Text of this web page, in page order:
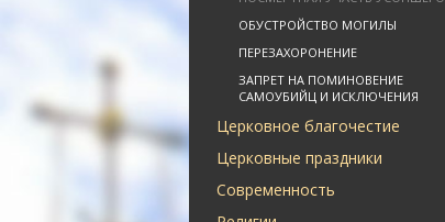
ОБУСТРОЙСТВО МОГИЛЫ
ПЕРЕЗАХОРОНЕНИЕ
ЗАПРЕТ НА ПОМИНОВЕНИЕ
САМОУБИЙЦ И ИСКЛЮЧЕНИЯ
Церковное благочестие
Церковные праздники
Современность